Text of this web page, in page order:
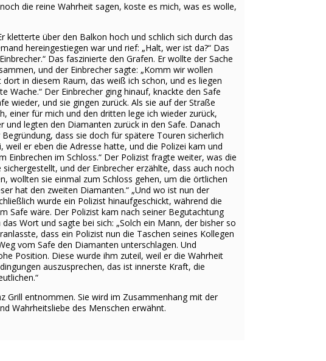
die reine Wahrheit sagen, koste es mich, was es wolle,
kletterte über den Balkon hoch und schlich sich durch das
hereingestiegen war und rief: „Halt, wer ist da?“ Das
Das faszinierte den Grafen. Er wollte der Sache
und der Einbrecher sagte: „Komm wir wollen
in diesem Raum, das weiß ich schon, und es liegen
Der Einbrecher ging hinauf, knackte den Safe
wieder, und sie gingen zurück. Als sie auf der Straße
einer für mich und den dritten lege ich wieder zurück,
legten den Diamanten zurück in den Safe. Danach
dass sie doch für spätere Touren sicherlich
er eben die Adresse hatte, und die Polizei kam und
Einbrechen im Schloss.“ Der Polizist fragte weiter, was die
und der Einbrecher erzählte, dass auch noch
wollten sie einmal zum Schloss gehen, um die örtlichen
hat den zweiten Diamanten.“ „Und wo ist nun der
wurde ein Polizist hinaufgeschickt, während die
Safe wäre. Der Polizist kam nach seiner Begutachtung
Wort und sagte bei sich: „Solch ein Mann, der bisher so
dass ein Polizist nun die Taschen seines Kollegen
vom Safe den Diamanten unterschlagen. Und
Position. Diese wurde ihm zuteil, weil er die Wahrheit
auszusprechen, das ist innerste Kraft, die
Grill entnommen. Sie wird im Zusammenhang mit der
Wahrheitsliebe des Menschen erwähnt.